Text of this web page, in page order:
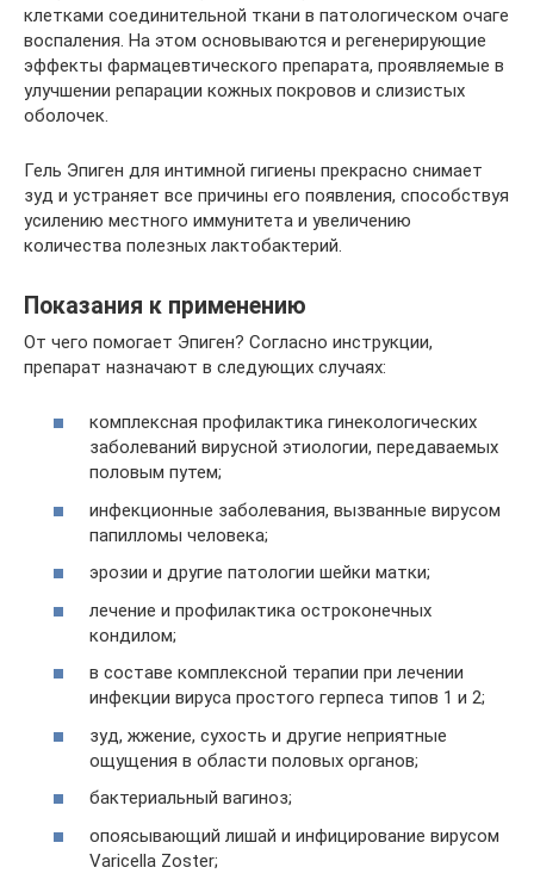
клетками соединительной ткани в патологическом очаге
воспаления. На этом основываются и регенерирующие
эффекты фармацевтического препарата, проявляемые в
улучшении репарации кожных покровов и слизистых
оболочек.
Гель Эпиген для интимной гигиены прекрасно снимает
зуд и устраняет все причины его появления, способствуя
усилению местного иммунитета и увеличению
количества полезных лактобактерий.
Показания к применению
От чего помогает Эпиген? Согласно инструкции,
препарат назначают в следующих случаях:
комплексная профилактика гинекологических
заболеваний вирусной этиологии, передаваемых
половым путем;
инфекционные заболевания, вызванные вирусом
папилломы человека;
эрозии и другие патологии шейки матки;
лечение и профилактика остроконечных
кондилом;
в составе комплексной терапии при лечении
инфекции вируса простого герпеса типов 1 и 2;
зуд, жжение, сухость и другие неприятные
ощущения в области половых органов;
бактериальный вагиноз;
опоясывающий лишай и инфицирование вирусом
Varicella Zoster;